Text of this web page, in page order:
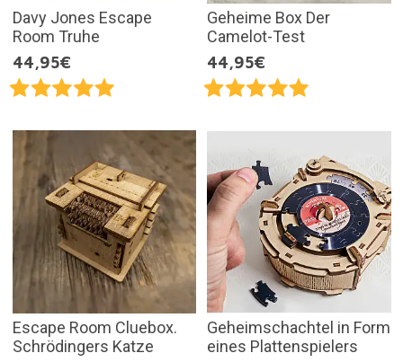
Davy Jones Escape
Room Truhe
44,95€
Geheime Box Der
Camelot-Test
44,95€
Escape Room Cluebox.
Schrödingers Katze
Geheimschachtel in Form
eines Plattenspielers